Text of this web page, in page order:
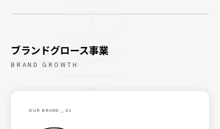
ブランドグロース事業
BRAND GROWTH
OUR BRAND _ 01